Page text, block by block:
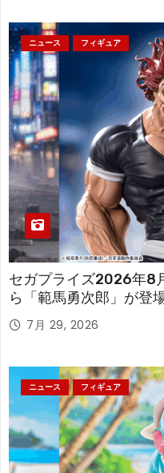
ニュース フィギュア
セガプライズ2026年8
ら「範馬勇次郎」が登
7月 29, 2026
ニュース フィギュア